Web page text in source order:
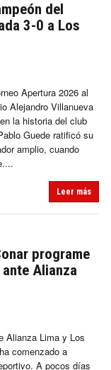
del
3-0 a Los
Apertura 2026 al
Alejandro Villanueva
la historia del club
Guede ratificó su
amplio, cuando
Leer más
programe
Alianza
Alianza Lima y Los
comenzado a
A pocos días